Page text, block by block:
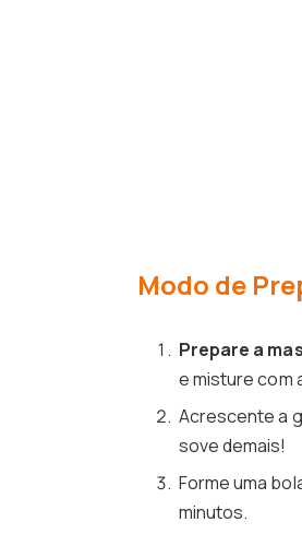
Modo de
Prepare a
e misture com
Acrescente a
sove demais!
Forme uma
minutos.